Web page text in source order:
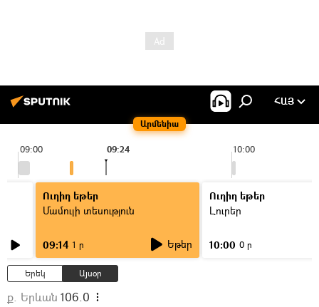
Արմենիա
ՀԱՅ
09:00 10:00
09:24
Ուղիղ եթեր
Մամուլի տեսություն
09:14 1 ր Եթեր
Ուղիղ եթեր
Լուրեր
10:00 0 ր
Երեկ Այսօր
ք. Երևան 106.0